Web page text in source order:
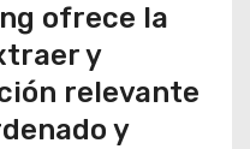
ofrece la
y
relevante
y